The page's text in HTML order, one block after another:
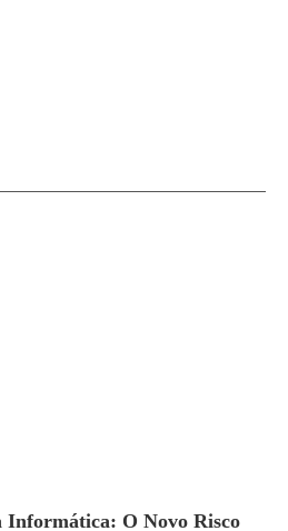
Informática: O Novo Risco